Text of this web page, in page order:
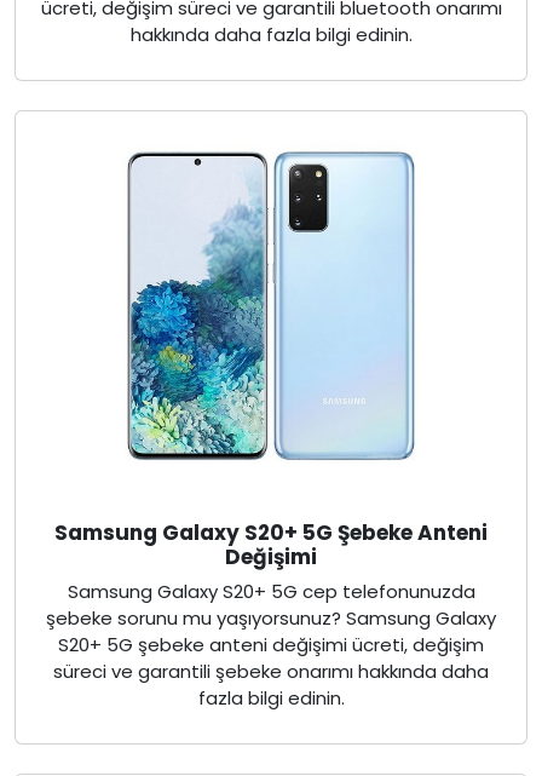
ücreti, değişim süreci ve garantili bluetooth onarımı
hakkında daha fazla bilgi edinin.
Samsung Galaxy S20+ 5G Şebeke Anteni
Değişimi
Samsung Galaxy S20+ 5G cep telefonunuzda
şebeke sorunu mu yaşıyorsunuz? Samsung Galaxy
S20+ 5G şebeke anteni değişimi ücreti, değişim
süreci ve garantili şebeke onarımı hakkında daha
fazla bilgi edinin.